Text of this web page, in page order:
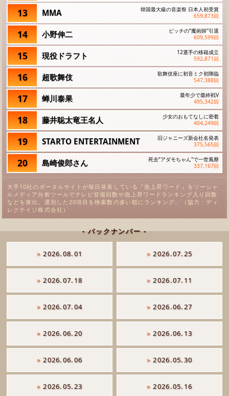
13 MMA
韓国最大級の音楽祭 日本人初受賞
659,873回
14 小野伸二
ピッチの“魔術師"引退
609,599回
15 現役ドラフト
12選手の移籍成立
592,871 回
16 超歌舞伎
歌舞伎座に初音ミク初降臨
547,388回
17 蝉川泰果
最年少で最終戦V
495,342回
18 藤井聡太竜王名人
少女のおもてなしに密着
404,249回
19 STARTO ENTERTAINMENT
旧ジャニーズ新会社名発表
375,565回
20 島崎俊郎さん
死去“アダモちゃん"で一世風靡
337,167回
大手10社のポータルサイトが毎日発表している『急上昇ワード』をソーシャ
ルメディア分析ツールでテレビ登場回数や急上昇ワードランキング入り回数
などを算出。選別した20項目を検索数の多い順にランキング。（協力：ディ
レクテイジ株式会社）
- バックナンバー -
» 2026.08.01 » 2026.07.25
» 2026.07.18 » 2026.07.11
» 2026.07.04 » 2026.06.27
» 2026.06.20 » 2026.06.13
» 2026.06.06 » 2026.05.30
» 2026.05.23 » 2026.05.16